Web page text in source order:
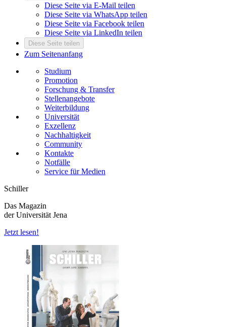
Diese Seite via E-Mail teilen
Diese Seite via WhatsApp teilen
Diese Seite via Facebook teilen
Diese Seite via LinkedIn teilen
Diese Seite teilen
Zum Seitenanfang
Studium
Promotion
Forschung & Transfer
Stellenangebote
Weiterbildung
Universität
Exzellenz
Nachhaltigkeit
Community
Kontakte
Notfälle
Service für Medien
Schiller
Das Magazin
der Universität Jena
Jetzt lesen!